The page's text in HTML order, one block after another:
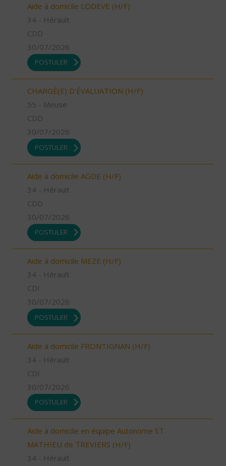
Aide à domicile LODEVE (H/F)
34 - Hérault
CDD
30/07/2026
POSTULER
CHARGÉ(E) D'ÉVALUATION (H/F)
55 - Meuse
CDD
30/07/2026
POSTULER
Aide à domicile AGDE (H/F)
34 - Hérault
CDD
30/07/2026
POSTULER
Aide à domicile MEZE (H/F)
34 - Hérault
CDI
30/07/2026
POSTULER
Aide à domicile FRONTIGNAN (H/F)
34 - Hérault
CDI
30/07/2026
POSTULER
Aide à domicile en équipe Autonome ST
MATHIEU de TREVIERS (H/F)
34 - Hérault